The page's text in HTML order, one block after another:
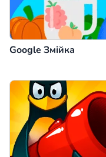
Google Змійка